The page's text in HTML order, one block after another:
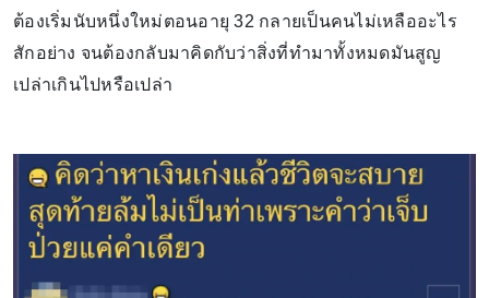
ต้องเริ่มนับหนึ่งใหม่ตอนอายุ 32 กลายเป็นคนไม่เหลืออะไร
สักอย่าง จนต้องกลับมาคิดกับว่าสิ่งที่ทำมาทั้งหมดมันสูญ
เปล่าเกินไปหรือเปล่า